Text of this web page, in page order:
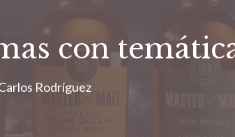
con
Rodríguez